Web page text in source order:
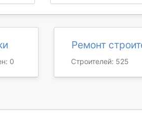
0
Ремонт
Строителей: 525